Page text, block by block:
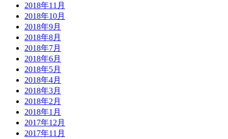
2018年11月
2018年10月
2018年9月
2018年8月
2018年7月
2018年6月
2018年5月
2018年4月
2018年3月
2018年2月
2018年1月
2017年12月
2017年11月